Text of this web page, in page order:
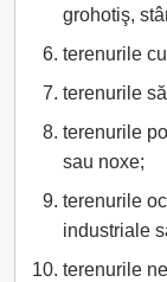
grohotiş,
terenurile
terenurile
terenurile
sau noxe;
terenurile
industriale
terenurile